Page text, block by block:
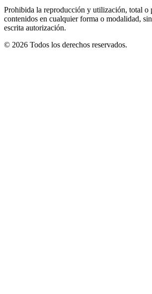
Prohibida la reproducción y utilización, total o
contenidos en cualquier forma o modalidad,
escrita autorización.
© 2026 Todos los derechos reservados.